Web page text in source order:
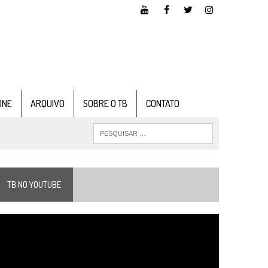
ARQUIVO SOBRE O TB CONTATO
TB NO YOUTUBE